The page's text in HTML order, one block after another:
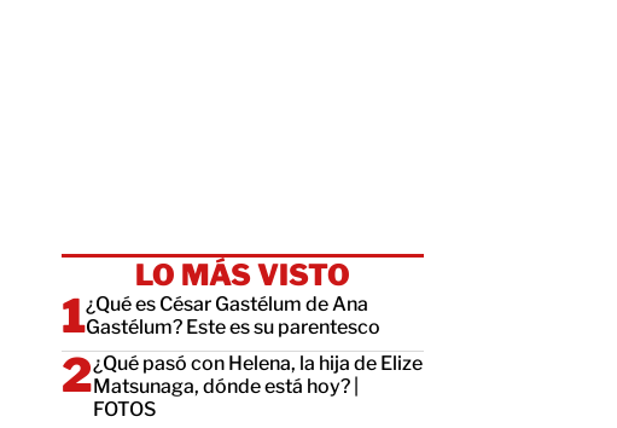
LO MÁS VISTO
¿Qué es César Gastélum de Ana
Gastélum? Este es su parentesco
¿Qué pasó con Helena, la hija de Elize
Matsunaga, dónde está hoy? |
FOTOS